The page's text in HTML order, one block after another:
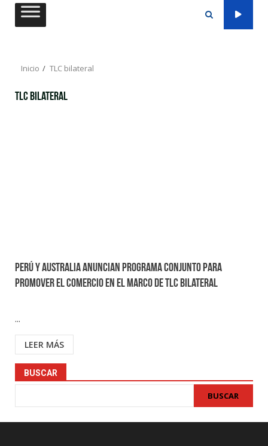
Saltar
Inicio TLC bilateral
TLC bilateral
Perú y Australia anuncian programa conjunto para
promover el comercio en el marco de TLC bilateral
...
LEER MÁS
BUSCAR
BUSCAR